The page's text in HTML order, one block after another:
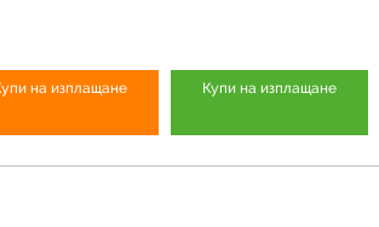
на изплащане Купи на изплащане